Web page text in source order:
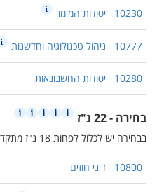
10230 יסודות המימון
10777 ניהול טכנולוגיה וחדשנות
10280 יסודות החשבונאות
בחירה - 22 נ"ז
בבחירה יש לכלול לפחות 18 נ"ז מתקדמות.
10800 דיני חוזים